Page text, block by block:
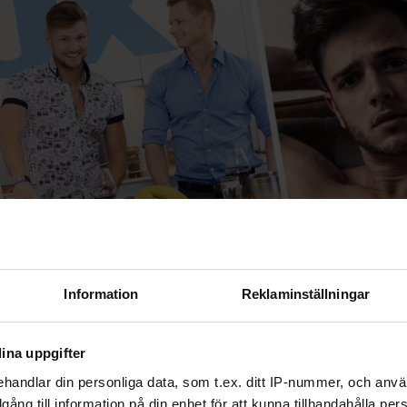
Information Reklaminställningar
uppgifter
din personliga data, som t.ex. ditt IP-nummer, och
till information på din enhet för att kunna tillhandahålla
Peter Knutson, Nick Tyler Underwear